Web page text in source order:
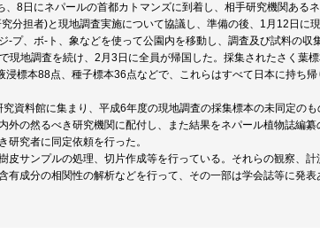
8日にネパールの首都カトマンズに到着し、相手研究機関ある
分担者)と現地調査実施について協議し、準備の後、1月12日に
-プ、ボ-ト、象などを使って公園内を移動し、調査及び試料の収
現地調査を続け、2月3日に全員が帰国した。採集されたさく葉
標本88点、種子標本36点などで、これらはすべて日本に持ち帰
資料館に集まり、平成6年度の現地調査の採集標本の未同定の
の然るべき研究機関に配付し、また結果をネパール植物誌編纂
究者に同定依頼を行った。
皮サンプルの処理、切片作成等を行っている。それらの観察、
成分の相関性の解析などを行って、その一部は学会誌等に発